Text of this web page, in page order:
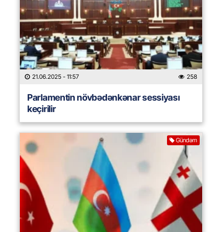
21.06.2025 - 11:57 258
Parlamentin növbədənkənar sessiyası
keçirilir
Gündəm